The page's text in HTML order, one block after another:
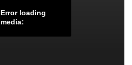
Error loading
media: